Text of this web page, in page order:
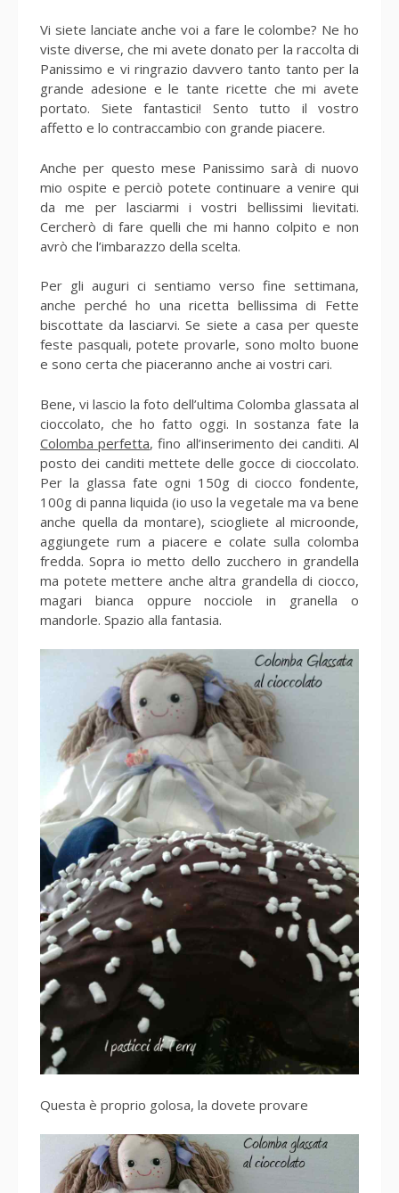
Vi siete lanciate anche voi a fare le colombe? Ne ho
viste diverse, che mi avete donato per la raccolta di
Panissimo e vi ringrazio davvero tanto tanto per la
grande adesione e le tante ricette che mi avete
portato. Siete fantastici! Sento tutto il vostro
affetto e lo contraccambio con grande piacere.
Anche per questo mese Panissimo sarà di nuovo
mio ospite e perciò potete continuare a venire qui
da me per lasciarmi i vostri bellissimi lievitati.
Cercherò di fare quelli che mi hanno colpito e non
avrò che l’imbarazzo della scelta.
Per gli auguri ci sentiamo verso fine settimana,
anche perché ho una ricetta bellissima di Fette
biscottate da lasciarvi. Se siete a casa per queste
feste pasquali, potete provarle, sono molto buone
e sono certa che piaceranno anche ai vostri cari.
Bene, vi lascio la foto dell’ultima Colomba glassata al
cioccolato, che ho fatto oggi. In sostanza fate la
Colomba perfetta, fino all’inserimento dei canditi. Al
posto dei canditi mettete delle gocce di cioccolato.
Per la glassa fate ogni 150g di ciocco fondente,
100g di panna liquida (io uso la vegetale ma va bene
anche quella da montare), sciogliete al microonde,
aggiungete rum a piacere e colate sulla colomba
fredda. Sopra io metto dello zucchero in grandella
ma potete mettere anche altra grandella di ciocco,
magari bianca oppure nocciole in granella o
mandorle. Spazio alla fantasia.
Questa è proprio golosa, la dovete provare